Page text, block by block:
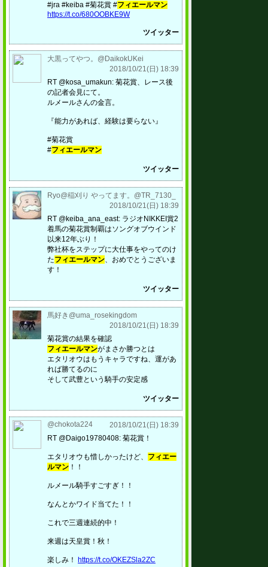
#jra #keiba #菊花賞 #フィエールマン
https://t.co/680OOBKE9W
ツイッター
大黒ってやつ。@DaikokUKei
2018/10/21(日) 18:39
RT @kosa_umakun: 菊花賞、レース後
の記者会見にて。
ルメールさんの金言。
『能力があれば、経験は要らない』
#菊花賞
#フィエールマン
ツイッター
Ryo@稲刈り やってます。@TR_7130_
2018/10/21(日) 18:39
RT @keiba_ana_east: ラジオNIKKEI賞2
着馬の菊花賞制覇はソングオブウインド
以来12年ぶり！
弊社杯をステップに大仕事をやってのけ
たフィエールマン、おめでとうございま
す！
ツイッター
馬好き@uma_rosekingdom
2018/10/21(日) 18:39
菊花賞の結果を確認
フィエールマンがまさか勝つとは
エタリオウはもうキャラですね、運があ
れば勝てるのに
そして武豊という騎手の安定感
ツイッター
@chokota224
2018/10/21(日) 18:39
RT @Daigo19780408: 菊花賞！
エタリオウも惜しかったけど、 フィエー
ルマン ！！
ルメール騎手すごすぎ！！
なんとかワイド当てた！！
これで三週連続的中！
来週は天皇賞！秋！
楽しみ！ https://t.co/OKEZSla2ZC